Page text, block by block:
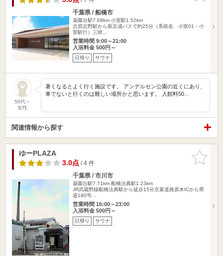
千葉県 / 船橋市
薬園台駅7.68km 小室駅1.52km
北習志野駅から新京成バスで約25分（系統名 小室01・小
室駅行）三咲…
営業時間 9:00～21:00
入浴料金 500円～
日帰り サウナ
50代～
女性
暑くなるとよく行く施設です。 アンデルセン公園の近くにあり、
車でないと行くのは難しい場所かと思います。 入館料50…
関連情報から探す
お気に入
りに追加
ゆーPLAZA
3.0点/ 4 件
千葉県 / 市川市
薬園台駅7.71km 船橋法典駅1.23km
JR武蔵野線船橋法典駅から徒歩15分京葉道路原木ICから県
道180号…
営業時間 16:00～23:00
入浴料金 500円～
日帰り サウナ